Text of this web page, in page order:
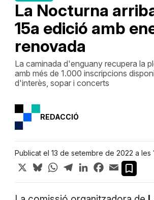
La Nocturna
15a edició amb
renovada
La caminada d'enguany recupera la
amb més de 1.000 inscripcions
d'interès, sopar i concerts
REDACCIÓ
Publicat el 13 de setembre de 2022 a les
X BlueskyWhatsApp
TelegramLinkedInFacebook
Email